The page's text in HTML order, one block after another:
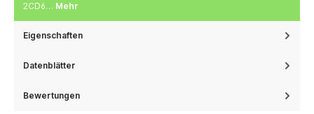
2CD6… Mehr
Eigenschaften
Datenblätter
Bewertungen